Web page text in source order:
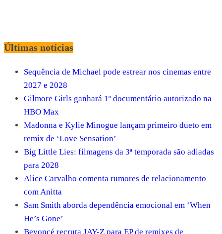
Últimas notícias
Sequência de Michael pode estrear nos cinemas entre
2027 e 2028
Gilmore Girls ganhará 1º documentário autorizado na
HBO Max
Madonna e Kylie Minogue lançam primeiro dueto em
remix de ‘Love Sensation’
Big Little Lies: filmagens da 3ª temporada são adiadas
para 2028
Alice Carvalho comenta rumores de relacionamento
com Anitta
Sam Smith aborda dependência emocional em ‘When
He’s Gone’
Beyoncé recruta JAY-Z para EP de remixes de